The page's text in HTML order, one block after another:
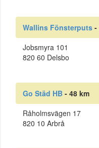
Wallins Fönsterputs -
Jobsmyra 101
820 60 Delsbo
Go Städ HB - 48 km
Råholmsvägen 17
820 10 Arbrå